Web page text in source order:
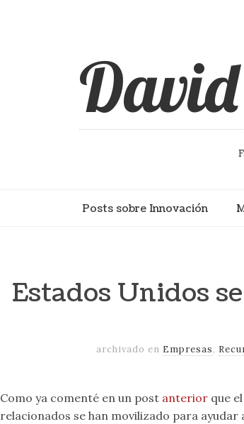
Posts sobre Innovación
Estados Unidos
archivado en Empresas,
Como ya comenté en un post anterior que
relacionados se han movilizado para